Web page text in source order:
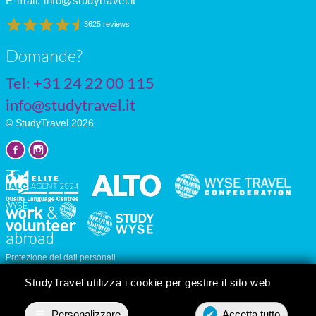
StudyTravel utilizza i cookie per gestire il sito web
3625 reviews
Domande?
Tel: +31 24 22 00 115
info@studytravel.it
© StudyTravel 2026
Protezione dei dati personali